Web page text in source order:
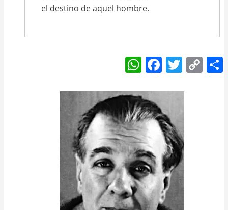
el destino de aquel hombre.
W
h
at
s
A
p
p
F
a
c
e
b
o
o
k
T
w
itt
er
C
o